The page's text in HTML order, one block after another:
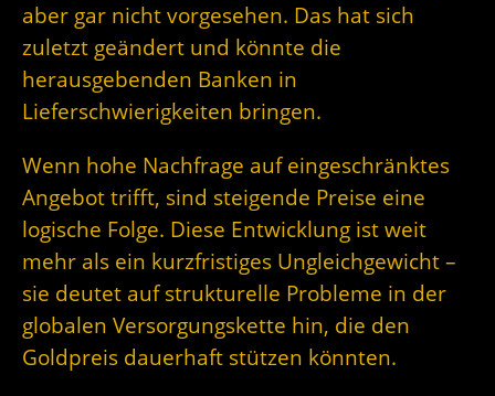
aber gar nicht vorgesehen. Das hat sich
zuletzt geändert und könnte die
herausgebenden Banken in
Lieferschwierigkeiten bringen.
Wenn hohe Nachfrage auf eingeschränktes
Angebot trifft, sind steigende Preise eine
logische Folge. Diese Entwicklung ist weit
mehr als ein kurzfristiges Ungleichgewicht –
sie deutet auf strukturelle Probleme in der
globalen Versorgungskette hin, die den
Goldpreis dauerhaft stützen könnten.